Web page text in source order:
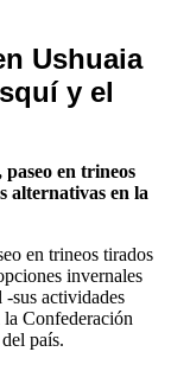
Ushuaia
y el
en trineos
alternativas en la
en trineos tirados
invernales
sus actividades
la Confederación
país.